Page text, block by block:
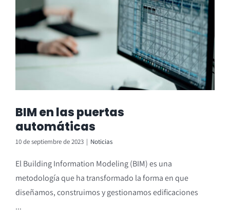
BIM en las puertas
automáticas
10 de septiembre de 2023 | Noticias
El Building Information Modeling (BIM) es una
metodología que ha transformado la forma en que
diseñamos, construimos y gestionamos edificaciones
...